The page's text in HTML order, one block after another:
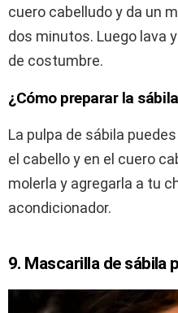
cuero cabelludo y da un
dos minutos. Luego lava
de costumbre.
¿Cómo preparar la
La pulpa de sábila
el cabello y en el cuero
molerla y agregarla a tu
acondicionador.
9. Mascarilla de sábila